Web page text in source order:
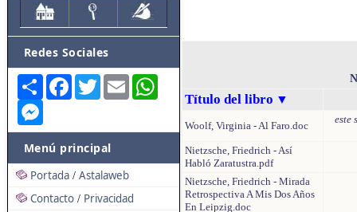
Redes Sociales
Share FacebookTwitterEmail
Menú principal
Portada / Astalaweb
Contacto / Privacidad
Título del libro ▼
Woolf, Virginia - Al Faro.doc
este
Nietzsche, Friedrich - Así
Habló Zaratustra.pdf
Nietzsche, Friedrich - Mirada
Retrospectiva A Mis Dos Años
En Leipzig.doc